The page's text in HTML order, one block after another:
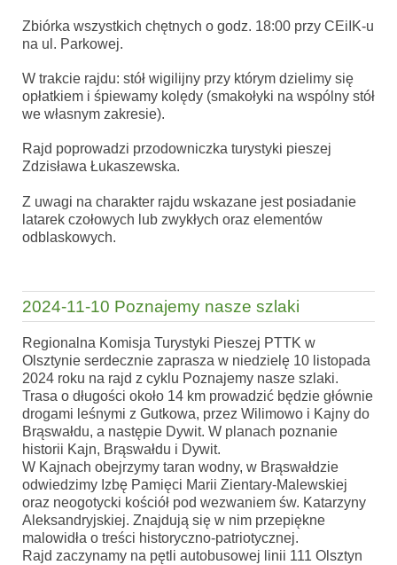
Zbiórka wszystkich chętnych o godz. 18:00 przy CEiIK-u
na ul. Parkowej.
W trakcie rajdu: stół wigilijny przy którym dzielimy się
opłatkiem i śpiewamy kolędy (smakołyki na wspólny stół
we własnym zakresie).
Rajd poprowadzi przodowniczka turystyki pieszej
Zdzisława Łukaszewska.
Z uwagi na charakter rajdu wskazane jest posiadanie
latarek czołowych lub zwykłych oraz elementów
odblaskowych.
2024-11-10 Poznajemy nasze szlaki
Regionalna Komisja Turystyki Pieszej PTTK w
Olsztynie serdecznie zaprasza w niedzielę 10 listopada
2024 roku na rajd z cyklu Poznajemy nasze szlaki.
Trasa o długości około 14 km prowadzić będzie głównie
drogami leśnymi z Gutkowa, przez Wilimowo i Kajny do
Brąswałdu, a następie Dywit. W planach poznanie
historii Kajn, Brąswałdu i Dywit.
W Kajnach obejrzymy taran wodny, w Brąswałdzie
odwiedzimy Izbę Pamięci Marii Zientary-Malewskiej
oraz neogotycki kościół pod wezwaniem św. Katarzyny
Aleksandryjskiej. Znajdują się w nim przepiękne
malowidła o treści historyczno-patriotycznej.
Rajd zaczynamy na pętli autobusowej linii 111 Olsztyn